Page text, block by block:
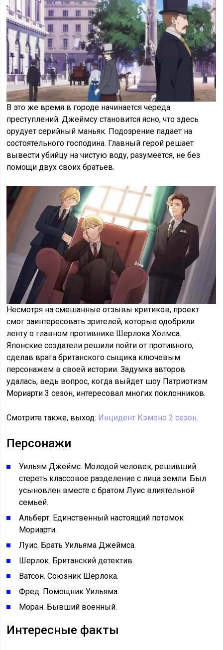
В это же время в городе начинается череда
преступлений. Джеймсу становится ясно, что здесь
орудует серийный маньяк. Подозрение падает на
состоятельного господина. Главный герой решает
вывести убийцу на чистую воду, разумеется, не без
помощи двух своих братьев.
Несмотря на смешанные отзывы критиков, проект
смог заинтересовать зрителей, которые одобрили
ленту о главном противнике Шерлока Холмса.
Японские создатели решили пойти от противного,
сделав врага британского сыщика ключевым
персонажем в своей истории. Задумка авторов
удалась, ведь вопрос, когда выйдет шоу Патриотизм
Мориарти 3 сезон, интересовал многих поклонников.
Смотрите также, выход: Инцидент Кэмоно 2 сезон.
Персонажи
Уильям Джеймс. Молодой человек, решивший
стереть классовое разделение с лица земли. Был
усыновлен вместе с братом Луис влиятельной
семьей.
Альберт. Единственный настоящий потомок
Мориарти.
Луис. Брать Уильяма Джеймса.
Шерлок. Британский детектив.
Ватсон. Союзник Шерлока.
Фред. Помощник Уильяма.
Моран. Бывший военный.
Интересные факты